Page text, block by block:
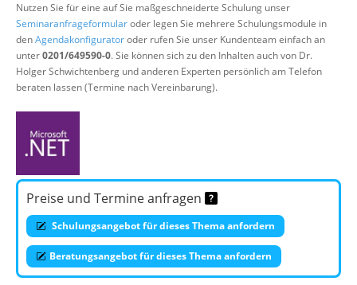
Nutzen Sie für eine auf Sie maßgeschneiderte Schulung unser
Seminaranfrageformularoder legen Sie mehrere Schulungsmodule in
denAgendakonfiguratoroder rufen Sie unser Kundenteam einfach an
unter0201/649590-0. Sie können sich zu den Inhalten auch von Dr.
Holger Schwichtenberg und anderen Experten persönlich am Telefon
beraten lassen (Termine nach Vereinbarung).
Preise und Termine anfragen
Schulungsangebot für dieses Thema anfordern
Beratungsangebot für dieses Thema anfordern